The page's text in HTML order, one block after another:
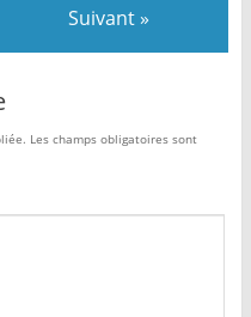
Suivant »
Les champs obligatoires sont